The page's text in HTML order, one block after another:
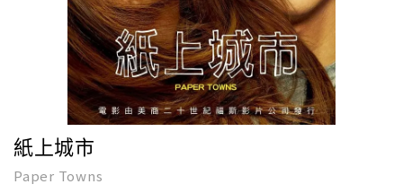
紙上城市
Paper Towns